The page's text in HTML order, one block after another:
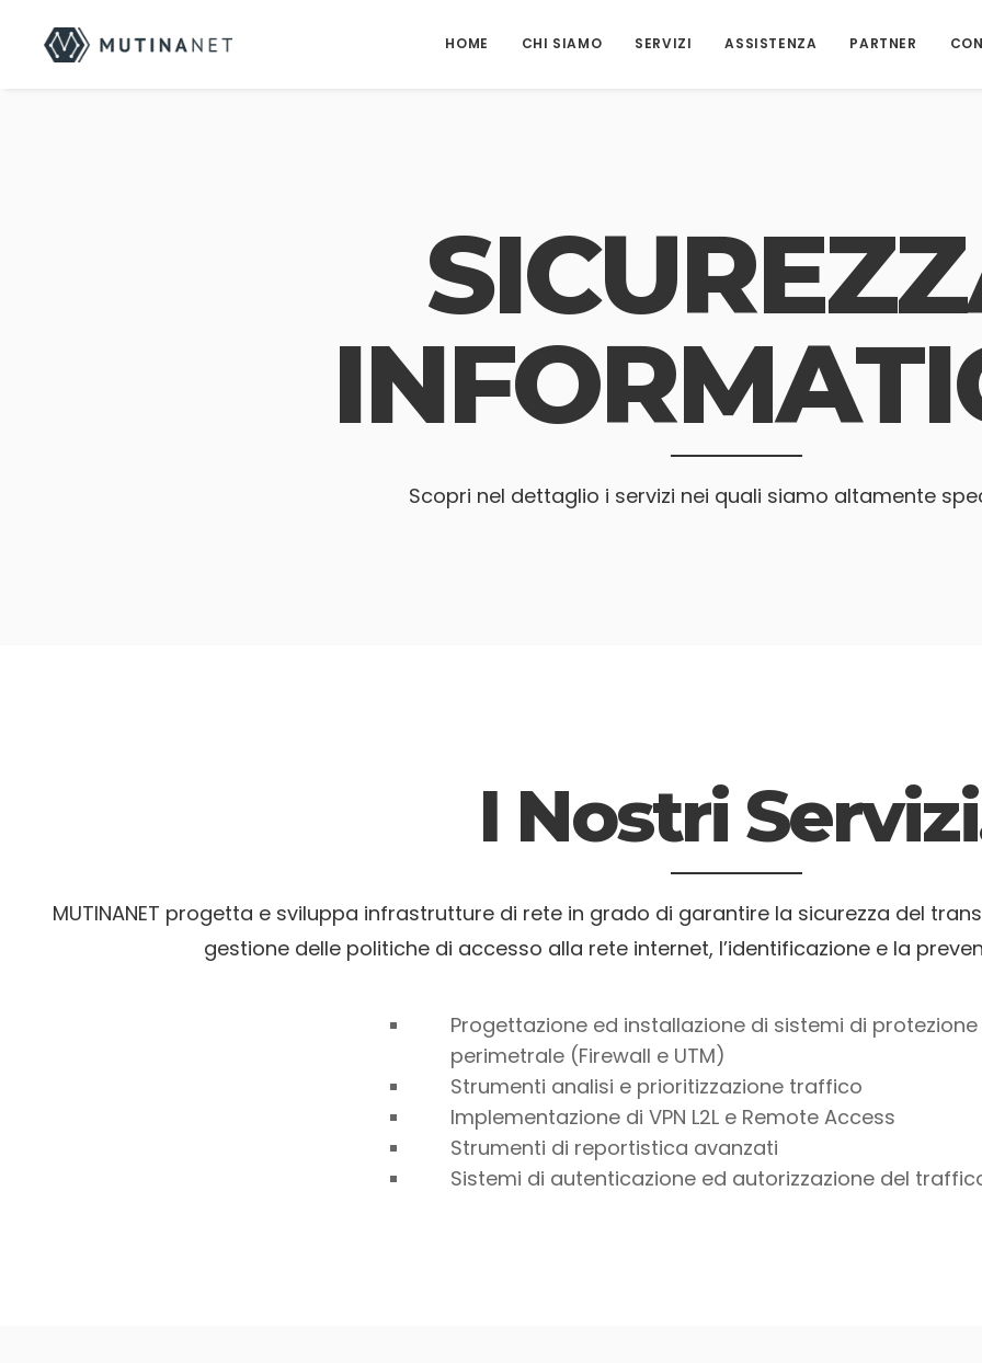
HOME CHI SIAMO SERVIZI ASSISTENZA PARTNER
Scopri nel dettaglio i servizi nei quali siamo altamente
I Nostri
MUTINANET progetta e sviluppa infrastrutture di rete in grado di garantire la sicurezza del
gestione delle politiche di accesso alla rete internet, l’identificazione e la
Progettazione ed installazione di sistemi di protezione
perimetrale (Firewall e UTM)
Strumenti analisi e prioritizzazione traffico
Implementazione di VPN L2L e Remote Access
Strumenti di reportistica avanzati
Sistemi di autenticazione ed autorizzazione del